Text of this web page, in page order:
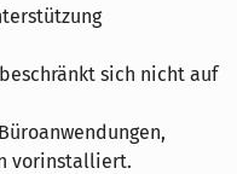
sich nicht auf
vorinstalliert.